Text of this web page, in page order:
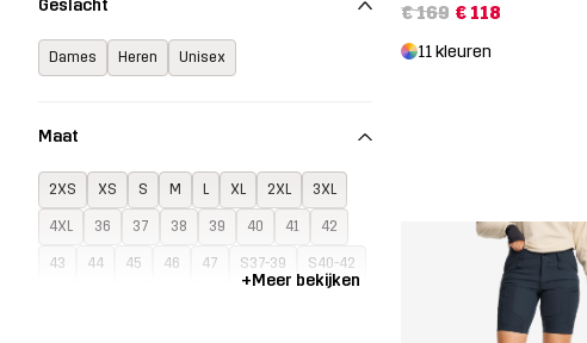
Geslacht
Dames Heren Unisex
Maat
2XS XS S M L XL 2XL 3XL
4XL 36 37 38 39 40 41 42
43 44 45 46 47 S37-39 S40-42
+Meer bekijken
€ 169 € 118
11 kleuren